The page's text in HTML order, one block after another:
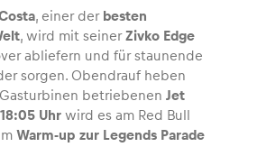
, einer der besten
, wird mit seinerZivko Edge
abliefern und für staunende
sorgen. Obendrauf heben
betriebenen Jet
Uhr wird es am Red Bull
Warm-up zur Legends Parade